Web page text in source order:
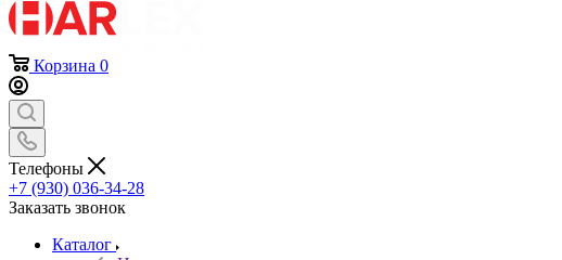
Корзина 0
Телефоны
+7 (930) 036-34-28
Заказать звонок
Каталог